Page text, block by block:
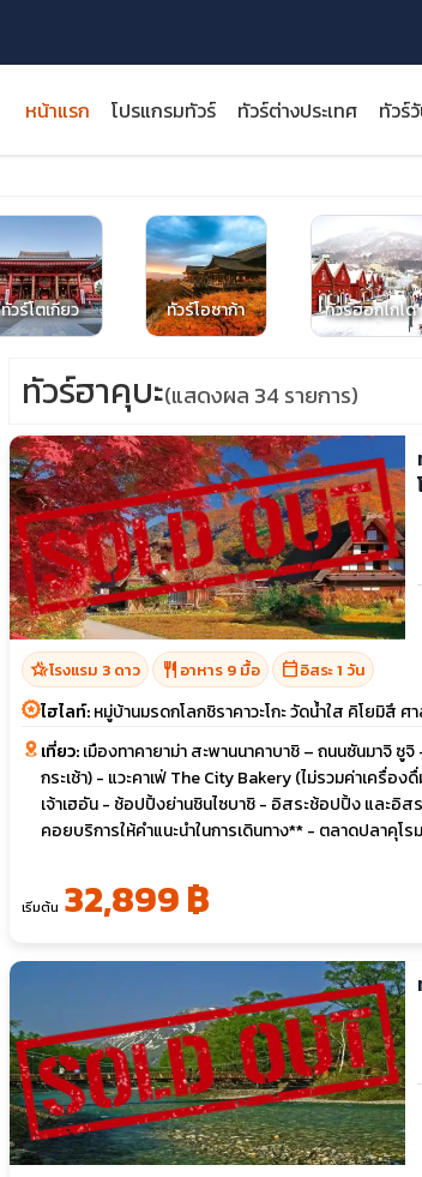
หน้าแรก โปรแกรมทัวร์ ทัวร์ต่างประเทศ ทัวร์
close
ทัวร์โตเกียว ทัวร์โอซาก้า ทัวร์ฮอกไกโด
ทัวร์ฮาคุบะ(แสดงผล 34 รายการ)
hotel_classโรงแรม 3 ดาว restaurant อาหาร 9 มื้อ calendar_todayอิสระ 1 วัน
ไฮไลท์:หมู่บ้านมรดกโลกชิราคาวะโกะ วัดน้ำใส คิโยมิสึ
เที่ยว:เมืองทาคายาม่า สะพานนาคาบาชิ – ถนนซันมาจิ ซู
กระเช้า) - แวะคาเฟ่ The City Bakery (ไม่รวมค่าเครื่
เจ้าเฮอัน - ช้อปปิ้งย่านชินไซบาชิ - อิสระช้อปปิ้ง และอิส
คอยบริการให้คำแนะนำในการเดินทาง** - ตลาดปลาคุโร
เริ่มต้น 32,899 ฿